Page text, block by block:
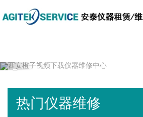
橙子视频下载,橙子视频
频,橙子视频最新版下载
Previous
热门仪器维修